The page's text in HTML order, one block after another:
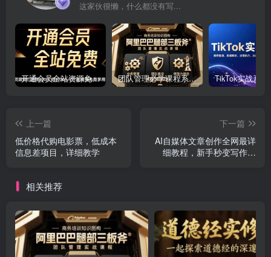
这家伙很懒，什么都没有写...
开通会员全站资源免费下载 开通VIP会员 HY资源库 团队管理必学课程系列，阿里巴巴“腿部三板斧”
上一篇
低价格代购电影票，低成本
信息差项目，详细教学
下一篇
AI自媒体文章创作全网最详
细教程，新手秒变写作高
相关推荐